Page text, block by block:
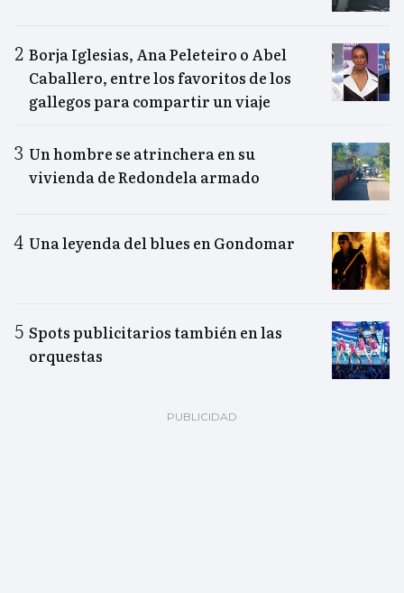
Borja Iglesias, Ana Peleteiro o Abel
Caballero, entre los favoritos de los
gallegos para compartir un viaje
Un hombre se atrinchera en su
vivienda de Redondela armado
Una leyenda del blues en Gondomar
Spots publicitarios también en las
orquestas